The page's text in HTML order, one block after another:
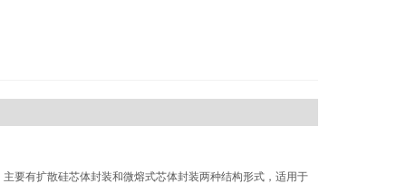
要有扩散硅芯体封装和微熔式芯体封装两种结构形式，适用于